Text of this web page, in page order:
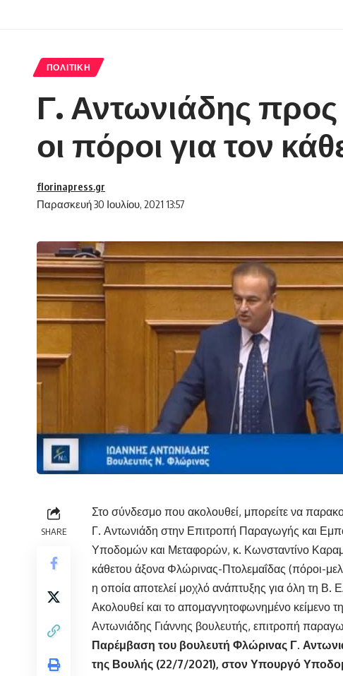
ΠΟΛΙΤΙΚΉ
Γ. Αντωνιάδης
οι πόροι για τον
Παρασκευή 30 Ιουλίου, 2021 13:57
florinapress.gr
SHARE
Στο σύνδεσμο που ακολουθεί, μπορείτε να
Γ. Αντωνιάδη στην Επιτροπή Παραγωγής και
Υποδομών και Μεταφορών, κ. Κωνσταντίνο
κάθετου άξονα Φλώρινας-Πτολεμαΐδας (πόροι-
η οποία αποτελεί μοχλό ανάπτυξης για όλη τη Β.
Ακολουθεί και το απομαγνητοφωνημένο κείμενο
Αντωνιάδης Γιάννης βουλευτής, επιτροπή
Παρέμβαση του βουλευτή Φλώρινας Γ.
της Βουλής (22/7/2021), στον Υπουργό